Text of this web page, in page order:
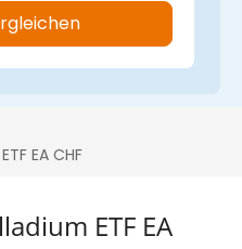
ETF EA